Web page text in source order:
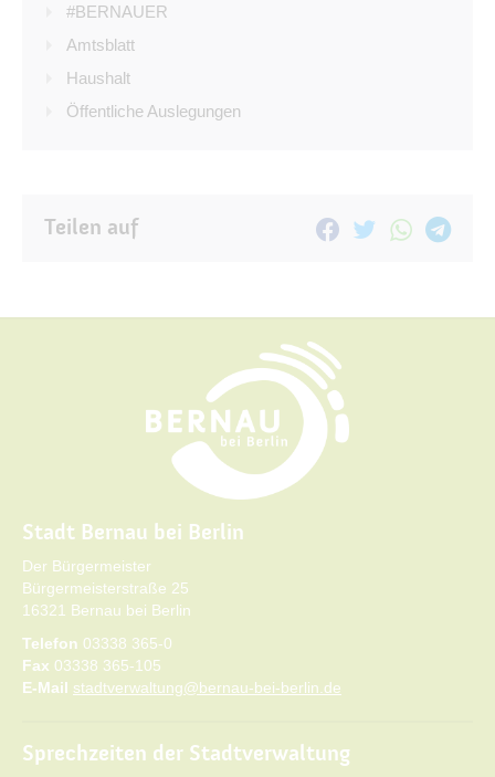
#BERNAUER
Amtsblatt
Haushalt
Öffentliche Auslegungen
Teilen auf
Stadt Bernau bei Berlin
Der Bürgermeister
Bürgermeisterstraße 25
16321 Bernau bei Berlin
Telefon 03338 365-0
Fax 03338 365-105
E-Mail stadtverwaltung@bernau-bei-berlin.de
Sprechzeiten der Stadtverwaltung